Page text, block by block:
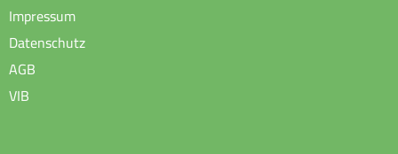
Impressum
Datenschutz
AGB
VIB